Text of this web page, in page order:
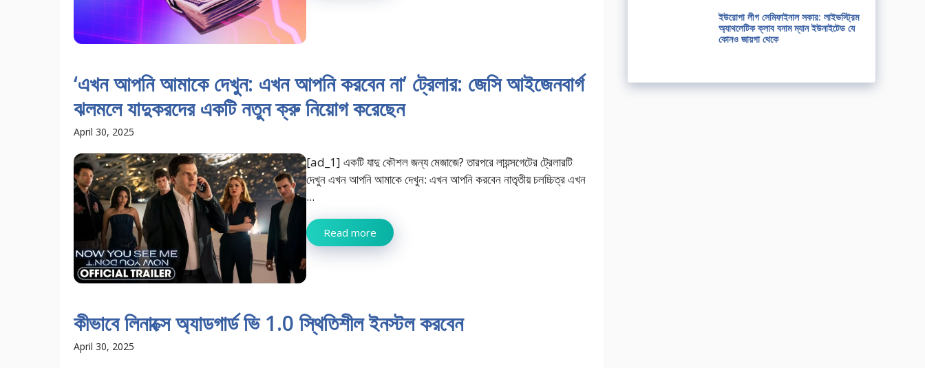
‘এখন আপনি আমাকে দেখুন: এখন আপনি করবেন না’ ট্রেলার: জেসি আইজেনবার্গ
ঝলমলে যাদুকরদের একটি নতুন ক্রু নিয়োগ করেছেন
April 30, 2025
[ad_1] একটি যাদু কৌশল জন্য মেজাজে? তারপরে লায়ন্সগেটের ট্রেলারটি
দেখুন এখন আপনি আমাকে দেখুন: এখন আপনি করবেন নাতৃতীয় চলচ্চিত্র এখন
...
Read more
কীভাবে লিনাক্সে অ্যাডগার্ড ভি 1.0 স্থিতিশীল ইনস্টল করবেন
April 30, 2025
ইউরোপা লীগ সেমিফাইনাল সকার: লাইভস্ট্রিম
অ্যাথলেটিক ক্লাব বনাম ম্যান ইউনাইটেড যে
কোনও জায়গা থেকে